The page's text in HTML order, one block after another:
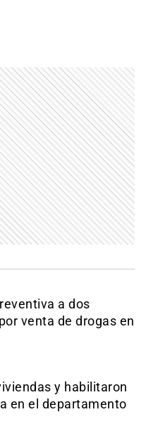
a dos
venta de drogas en
y habilitaron
en el departamento